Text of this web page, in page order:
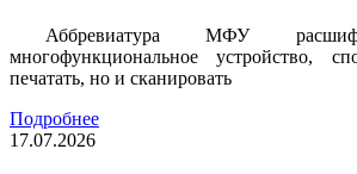
Аббревиатура МФУ
многофункциональное устройство,
печатать, но и сканировать
Подробнее
17.07.2026